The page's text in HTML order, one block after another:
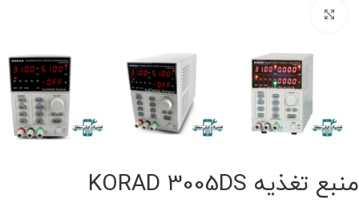
منبع تغذیه KORAD 3005DS